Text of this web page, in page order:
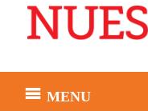
content
MENU